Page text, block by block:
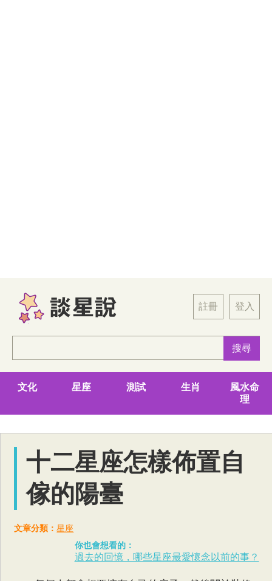
註冊 登入
文化 星座 測試 生肖
風水命
理
十二星座怎樣佈置自
傢的陽臺
文章分類：星座
你也會想看的：
過去的回憶，哪些星座最愛懷念以前的事？